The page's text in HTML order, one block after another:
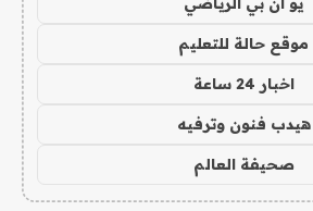
موقع حالة للتعليم
اخبار 24 ساعة
هيدب فنون وترفيه
صحيفة العالم